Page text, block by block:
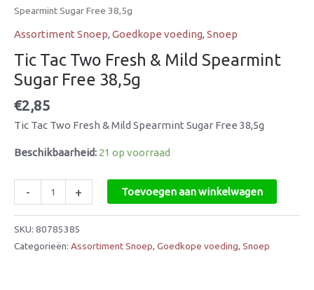
Spearmint Sugar Free 38,5g
Assortiment Snoep, Goedkope voeding, Snoep
Tic Tac Two Fresh & Mild Spearmint
Sugar Free 38,5g
€2,85
Tic Tac Two Fresh & Mild Spearmint Sugar Free 38,5g
Beschikbaarheid: 21 op voorraad
- + Toevoegen aan winkelwagen
SKU: 80785385
Categorieën: Assortiment Snoep, Goedkope voeding, Snoep